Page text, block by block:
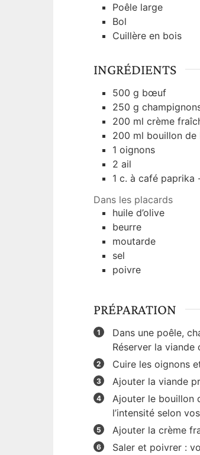
Poêle large
Bol
Cuillère en bois
INGRÉDIENTS
500 g bœuf
250 g
200 ml crème
200 ml bouillon
1 oignons
2 ail
1 c. à café paprika
Dans les placards
huile d’olive
beurre
moutarde
sel
poivre
PRÉPARATION
Dans une poêle,
Réserver la
Cuire les oignons
Ajouter la viande
Ajouter le bouillon
l’intensité selon
Ajouter la crème
Saler et poivrer :